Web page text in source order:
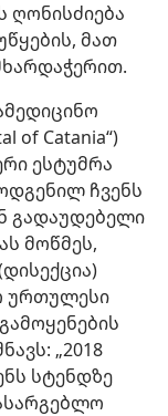
ღონისძიება
მათ
of Catania“)
ესტუმრა
ჩვენს
გადაუდებელი
მოწმეს,
ურთულესი
„2018
სტენდზე